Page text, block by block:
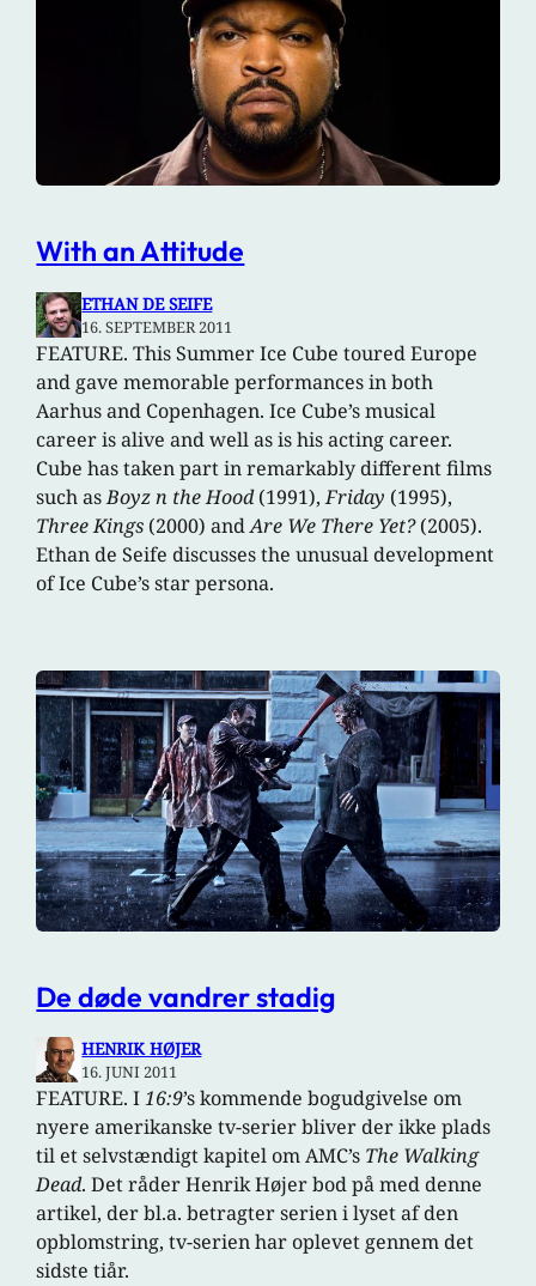
With an Attitude
ETHAN DE SEIFE
16. SEPTEMBER 2011
FEATURE. This Summer Ice Cube toured Europe
and gave memorable performances in both
Aarhus and Copenhagen. Ice Cube’s musical
career is alive and well as is his acting career.
Cube has taken part in remarkably different films
such asBoyz n the Hood(1991),Friday (1995),
Three Kings (2000) andAre We There Yet?(2005).
Ethan de Seife discusses the unusual development
of Ice Cube’s star persona.
De døde vandrer stadig
HENRIK HØJER
16. JUNI 2011
FEATURE. I16:9’s kommende bogudgivelse om
nyere amerikanske tv-serier bliver der ikke plads
til et selvstændigt kapitel om AMC’s The Walking
Dead. Det råder Henrik Højer bod på med denne
artikel, der bl.a. betragter serien i lyset af den
opblomstring, tv-serien har oplevet gennem det
sidste tiår.